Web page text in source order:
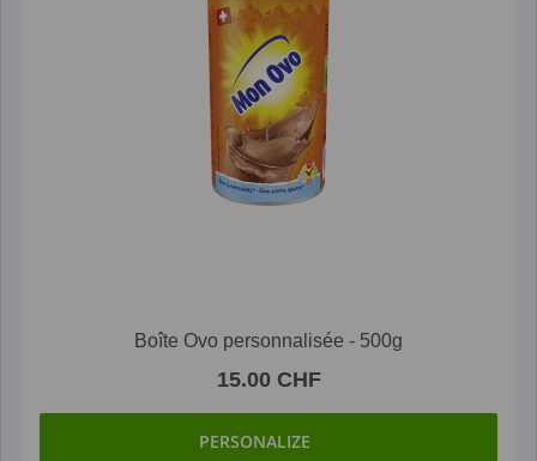
Boîte Ovo personnalisée - 500g
15.00 CHF
PERSONALIZE